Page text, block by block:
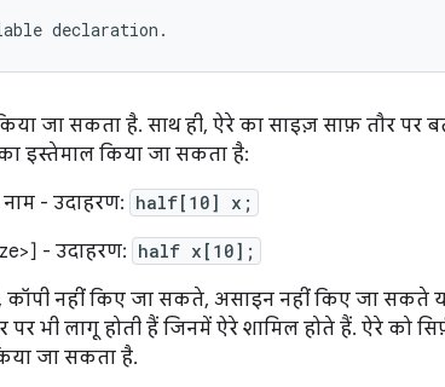
declaration .
जा सकता है. साथ ही, ऐरे का साइज़ साफ़ तौर पर
इस्तेमाल किया जा सकता है:
- उदाहरण: half[10] x;
- उदाहरण: half x[10];
नहीं किए जा सकते, असाइन नहीं किए जा सकते
पर भी लागू होती हैं जिनमें ऐरे शामिल होते हैं. ऐरे को
जा सकता है.